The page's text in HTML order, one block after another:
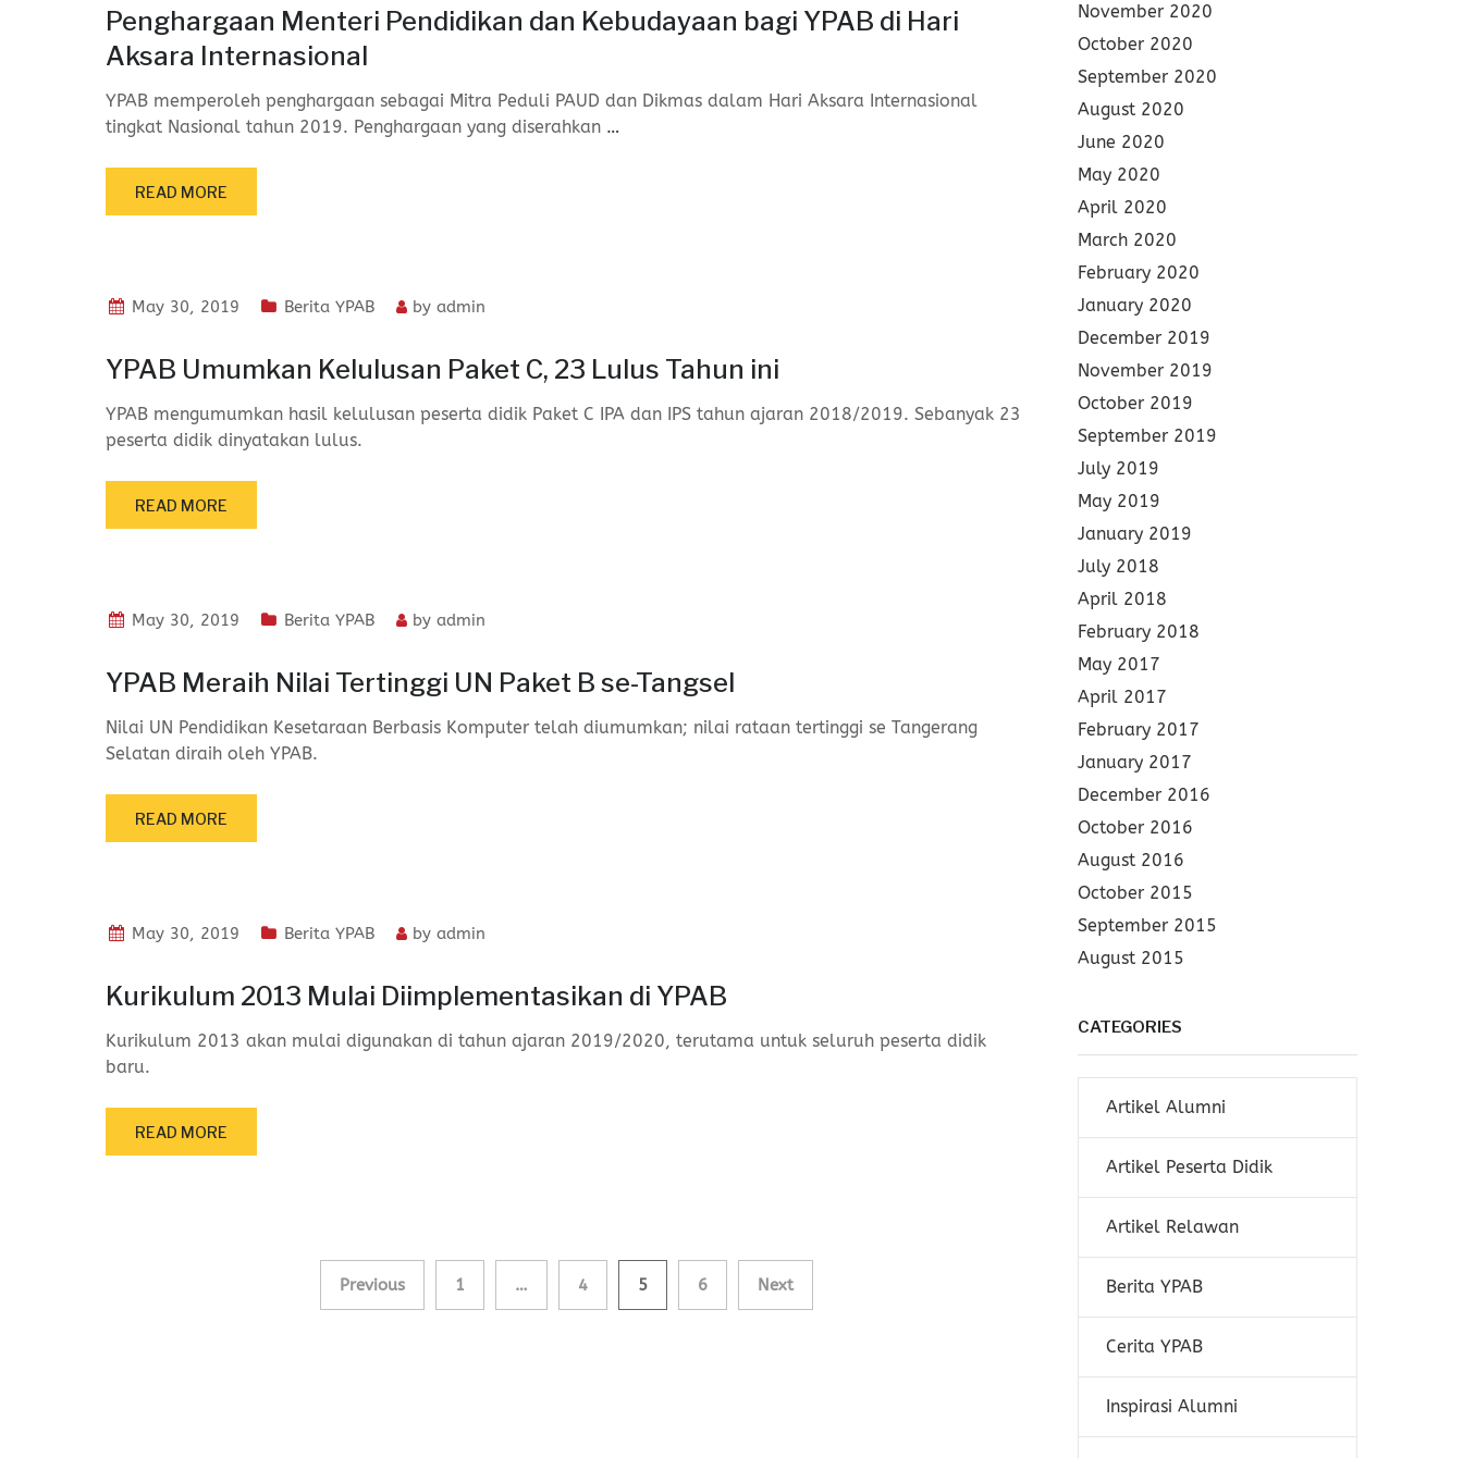
Penghargaan Menteri Pendidikan dan Kebudayaan bagi YPAB di Hari
Aksara Internasional
YPAB memperoleh penghargaan sebagai Mitra Peduli PAUD dan Dikmas dalam Hari Aksara Internasional
tingkat Nasional tahun 2019. Penghargaan yang diserahkan …
READ MORE
May 30, 2019 Berita YPAB by admin
YPAB Umumkan Kelulusan Paket C, 23 Lulus Tahun ini
YPAB mengumumkan hasil kelulusan peserta didik Paket C IPA dan IPS tahun ajaran 2018/2019. Sebanyak 23
peserta didik dinyatakan lulus.
READ MORE
May 30, 2019 Berita YPAB by admin
YPAB Meraih Nilai Tertinggi UN Paket B se-Tangsel
Nilai UN Pendidikan Kesetaraan Berbasis Komputer telah diumumkan; nilai rataan tertinggi se Tangerang
Selatan diraih oleh YPAB.
READ MORE
May 30, 2019 Berita YPAB by admin
Kurikulum 2013 Mulai Diimplementasikan di YPAB
Kurikulum 2013 akan mulai digunakan di tahun ajaran 2019/2020, terutama untuk seluruh peserta didik
baru.
READ MORE
Previous 1 … 4 5 6 Next
November 2020
October 2020
September 2020
August 2020
June 2020
May 2020
April 2020
March 2020
February 2020
January 2020
December 2019
November 2019
October 2019
September 2019
July 2019
May 2019
January 2019
July 2018
April 2018
February 2018
May 2017
April 2017
February 2017
January 2017
December 2016
October 2016
August 2016
October 2015
September 2015
August 2015
CATEGORIES
Artikel Alumni
Artikel Peserta Didik
Artikel Relawan
Berita YPAB
Cerita YPAB
Inspirasi Alumni